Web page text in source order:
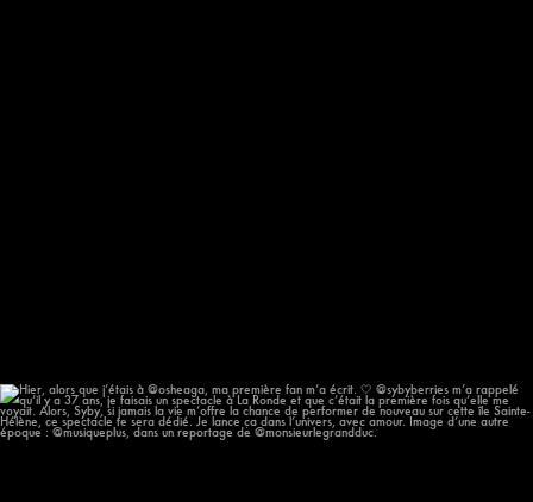
Hier, alors que j’étais à @osheaga, ma première...